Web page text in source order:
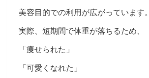
美容目的での利用が広がっています。
実際、短期間で体重が落ちるため、
「痩せられた」
「可愛くなれた」